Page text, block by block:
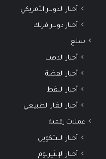
أخبار الدولار الأمريكي
أخبار دولار فرنك
سلع
أخبار الذهب
أخبار الفضة
أخبار النفط
أخبار الغاز الطبيعي
عملات رقمية
أخبار البيتكوين
أخبار الإيثيريوم